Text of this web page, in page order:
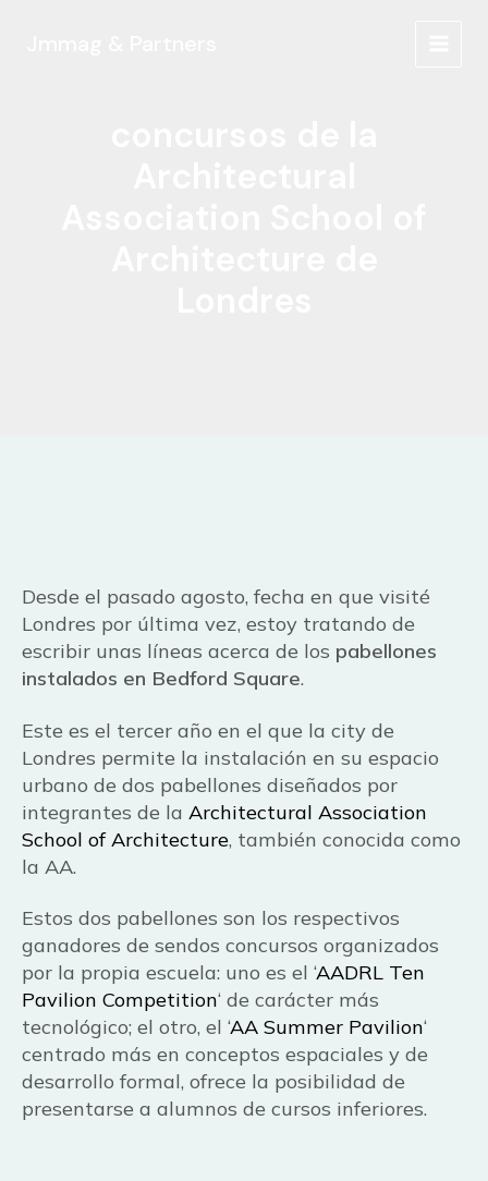
Desde el pasado agosto, fecha en que visité
Londres por última vez, estoy tratando de
escribir unas líneas acerca de los pabellones
instalados en Bedford Square.
Este es el tercer año en el que la city de
Londres permite la instalación en su espacio
urbano de dos pabellones diseñados por
integrantes de la Architectural Association
School of Architecture, también conocida como
la AA.
Estos dos pabellones son los respectivos
ganadores de sendos concursos organizados
por la propia escuela: uno es el ‘AADRL Ten
Pavilion Competition‘ de carácter más
tecnológico; el otro, el ‘AA Summer Pavilion‘
centrado más en conceptos espaciales y de
desarrollo formal, ofrece la posibilidad de
presentarse a alumnos de cursos inferiores.